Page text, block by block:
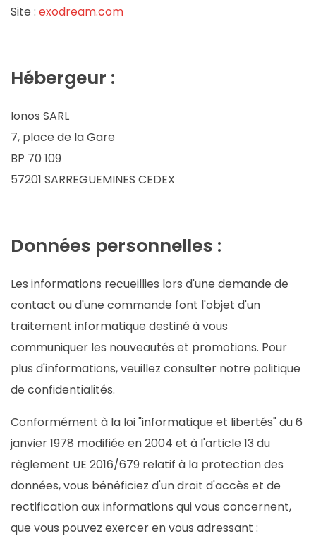
Site : exodream.com
Hébergeur :
Ionos SARL
7, place de la Gare
BP 70 109
57201 SARREGUEMINES CEDEX
Données personnelles :
Les informations recueillies lors d'une demande de
contact ou d'une commande font l'objet d'un
traitement informatique destiné à vous
communiquer les nouveautés et promotions. Pour
plus d'informations, veuillez consulter notre politique
de confidentialités.
Conformément à la loi "informatique et libertés" du 6
janvier 1978 modifiée en 2004 et à l'article 13 du
règlement UE 2016/679 relatif à la protection des
données, vous bénéficiez d'un droit d'accès et de
rectification aux informations qui vous concernent,
que vous pouvez exercer en vous adressant :